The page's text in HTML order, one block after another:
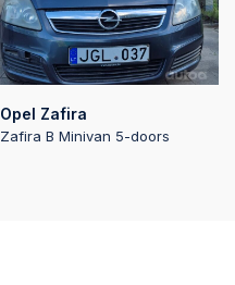
Opel Zafira
Zafira B Minivan 5-doors